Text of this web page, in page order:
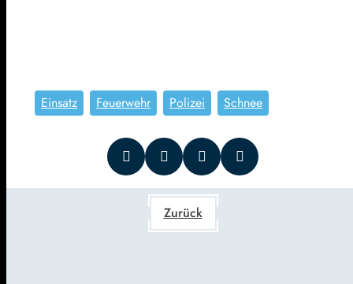
Einsatz Feuerwehr Polizei Schnee
Zurück